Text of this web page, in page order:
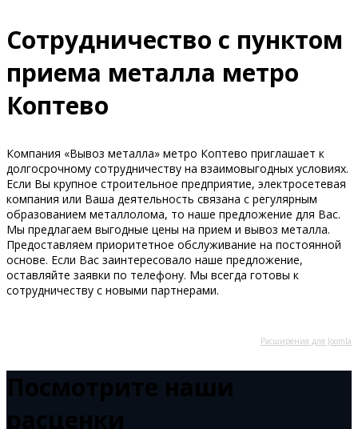
Сотрудничество с пунктом
приема металла метро
Коптево
Компания «Вывоз металла» метро Коптево приглашает к
долгосрочному сотрудничеству на взаимовыгодных условиях.
Если Вы крупное строительное предприятие, электросетевая
компания или Ваша деятельность связана с регулярным
образованием металлолома, то наше предложение для Вас.
Мы предлагаем выгодные цены на прием и вывоз металла.
Предоставляем приоритетное обслуживание на постоянной
основе. Если Вас заинтересовало наше предложение,
оставляйте заявки по телефону. Мы всегда готовы к
сотрудничеству с новыми партнерами.
Расширения для Joomla
Посмотрите наши
расценки